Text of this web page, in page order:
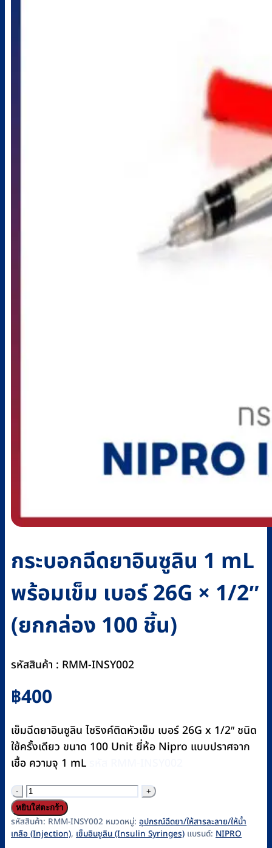
กระบอกฉีดยาอินซูลิน 1 mL
พร้อมเข็ม เบอร์ 26G × 1/2″
(ยกกล่อง 100 ชิ้น)
รหัสสินค้า : RMM-INSY002
฿400
เข็มฉีดยาอินซูลิน ไซริงค์ติดหัวเข็ม เบอร์ 26G x 1/2″ ชนิด
ใช้ครั้งเดียว ขนาด 100 Unit ยี่ห้อ Nipro แบบปราศจาก
เชื้อ ความจุ 1 mL
จำนวน
กระบอก
ฉีดยา
อินซูลิน
หยิบใส่ตะกร้า
รหัสสินค้า: RMM-INSY002 หมวดหมู่: อุปกรณ์ฉีดยา/ให้สารละลาย/ให้น้ำ
เกลือ (Injection), เข็มอินซูลิน (Insulin Syringes) แบรนด์: NIPRO